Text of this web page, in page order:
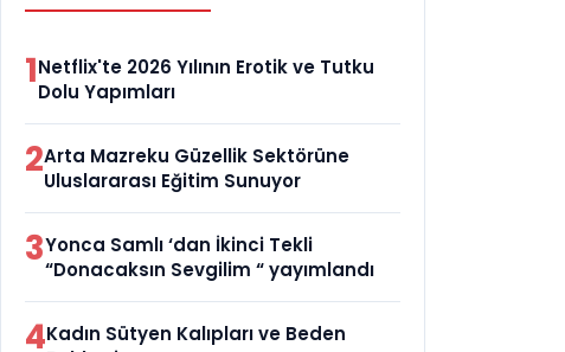
1Netflix'te 2026 Yılının Erotik ve Tutku
Dolu Yapımları
2Arta Mazreku Güzellik Sektörüne
Uluslararası Eğitim Sunuyor
3Yonca Samlı ‘dan İkinci Tekli
“Donacaksın Sevgilim “ yayımlandı
4Kadın Sütyen Kalıpları ve Beden